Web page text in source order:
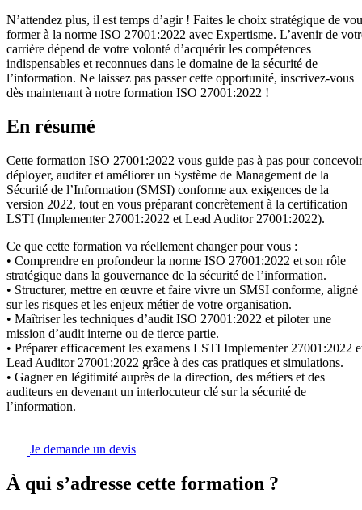
N’attendez plus, il est temps d’agir ! Faites le choix stratégique de
former à la norme ISO 27001:2022 avec Expertisme. L’avenir de
carrière dépend de votre volonté d’acquérir les compétences
indispensables et reconnues dans le domaine de la sécurité de
l’information. Ne laissez pas passer cette opportunité, inscrivez-vous
dès maintenant à notre formation ISO 27001:2022 !
En résumé
Cette formation ISO 27001:2022 vous guide pas à pas pour
déployer, auditer et améliorer un Système de Management de la
Sécurité de l’Information (SMSI) conforme aux exigences de la
version 2022, tout en vous préparant concrètement à la certification
LSTI (Implementer 27001:2022 et Lead Auditor 27001:2022).
Ce que cette formation va réellement changer pour vous :
• Comprendre en profondeur la norme ISO 27001:2022 et son rôle
stratégique dans la gouvernance de la sécurité de l’information.
• Structurer, mettre en œuvre et faire vivre un SMSI conforme, aligné
sur les risques et les enjeux métier de votre organisation.
• Maîtriser les techniques d’audit ISO 27001:2022 et piloter une
mission d’audit interne ou de tierce partie.
• Préparer efficacement les examens LSTI Implementer 27001:2022
Lead Auditor 27001:2022 grâce à des cas pratiques et simulations.
• Gagner en légitimité auprès de la direction, des métiers et des
auditeurs en devenant un interlocuteur clé sur la sécurité de
l’information.
Je demande un devis
À qui s’adresse cette formation ?